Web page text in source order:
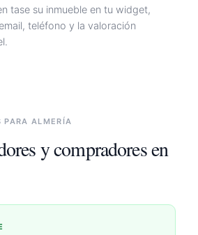
tase su inmueble en tu widget,
teléfono y la valoración
PARAALMERÍA
y compradores en